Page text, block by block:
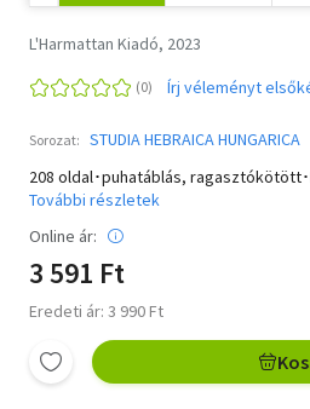
L'Harmattan Kiadó, 2023
Írj véleményt
Sorozat: STUDIA HEBRAICA HUNGARICA
208 oldal･puhatáblás, ragasztókötött･
További részletek
Online ár:
3 591 Ft
Eredeti ár: 3 990 Ft